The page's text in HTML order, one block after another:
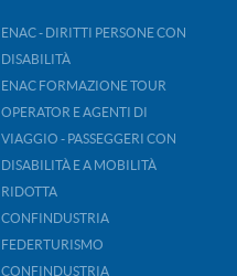
ENAC - DIRITTI PERSONE CON
DISABILITÀ
ENAC FORMAZIONE TOUR
OPERATOR E AGENTI DI
VIAGGIO - PASSEGGERI CON
DISABILITÀ E A MOBILITÀ
RIDOTTA
CONFINDUSTRIA
FEDERTURISMO
CONFINDUSTRIA